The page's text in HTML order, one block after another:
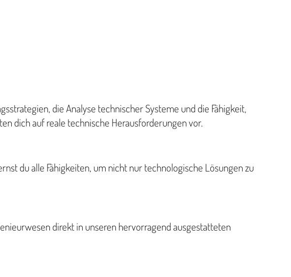
die Analyse technischer Systeme und die Fähigkeit,
dich auf reale technische Herausforderungen vor.
du alle Fähigkeiten, um nicht nur technologische Lösungen zu
direkt in unseren hervorragend ausgestatteten